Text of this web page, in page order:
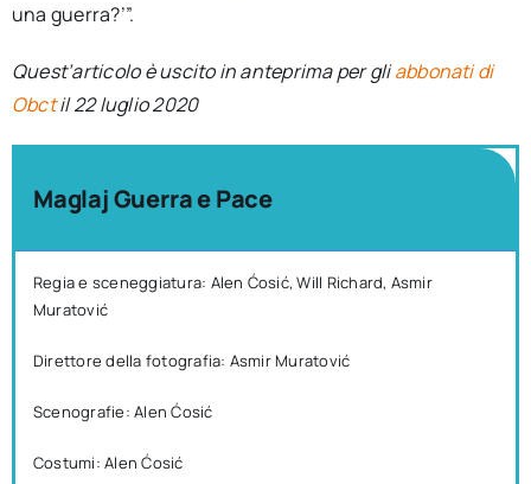
una guerra?’”.
Quest’articolo è uscito in anteprima per gliabbonati di
Obctil 22 luglio 2020
Maglaj Guerra e Pace
Regia e sceneggiatura: Alen Ćosić, Will Richard, Asmir
Muratović
Direttore della fotografia: Asmir Muratović
Scenografie: Alen Ćosić
Costumi: Alen Ćosić